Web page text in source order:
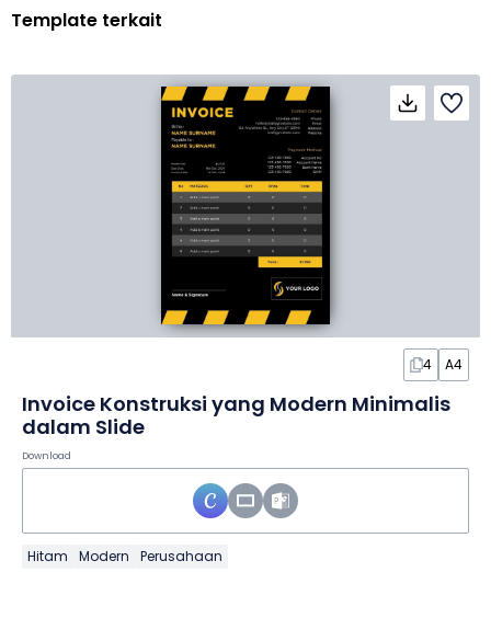
Template terkait
4 A4
Invoice Konstruksi yang Modern Minimalis
dalam Slide
Download
Hitam Modern Perusahaan